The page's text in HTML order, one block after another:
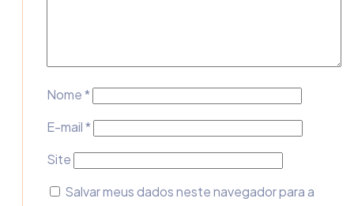
Nome*
E-mail*
Site
Salvar meus dados neste navegador para a